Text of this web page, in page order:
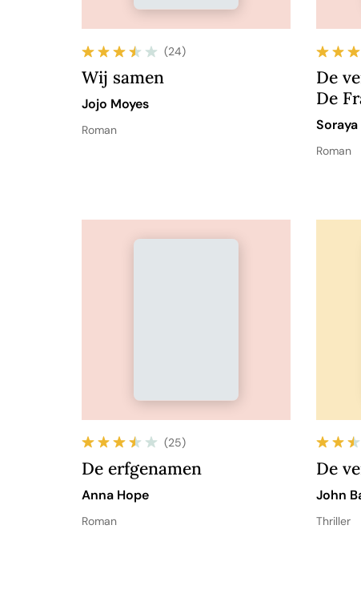
(24)
Wij samen
Jojo Moyes
Roman
De
De
Roman
(25)
De erfgenamen
Anna Hope
Roman
De
John
Thriller